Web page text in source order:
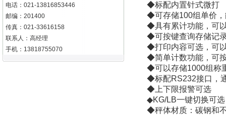
电话：021-13816853446
邮编：201400
传真：021-33616158
联系人：高经理
手机：13818755070
◆标配内置针式微打
◆可存储100组单价
◆具有累计功能，可
◆可按键查询存储记
◆打印内容可选，可
◆简单计数功能，可
◆可以存储1000组称
◆标配RS232接口，
◆上下限报警可选
◆KG/LB一键切换可选
◆秤体材质：碳钢和